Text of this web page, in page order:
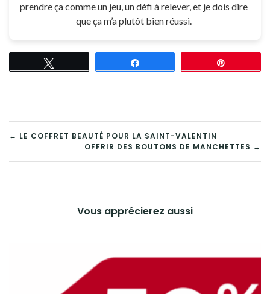
prendre ça comme un jeu, un défi à relever, et je dois dire
que ça m’a plutôt bien réussi.
NAVIGATION
DE
← LE COFFRET BEAUTÉ POUR LA SAINT-VALENTIN
OFFRIR DES BOUTONS DE MANCHETTES →
Vous apprécierez aussi